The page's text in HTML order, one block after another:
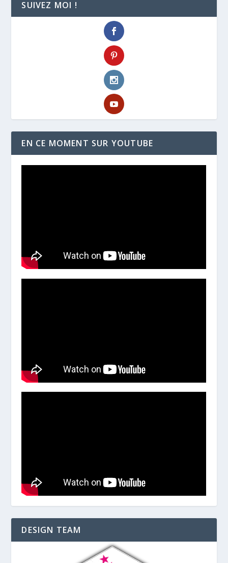
SUIVEZ MOI !
EN CE MOMENT SUR YOUTUBE
DESIGN TEAM